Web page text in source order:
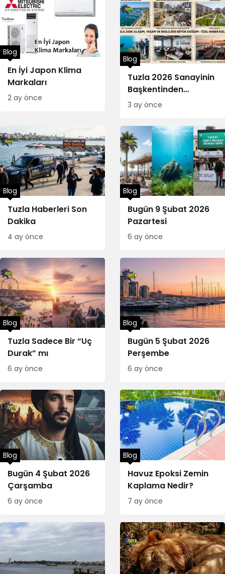
En İyi Japon Klima
Markaları
Blog
2 ay önce
Tuzla 2026 Sanayinin
Başkentinden
İstanbul
Blog
3 ay önce
Tuzla Haberleri Son
Dakika
Blog
4 ay önce
Bugün 9 Şubat 2026
Pazartesi
Blog
6 ay önce
Tuzla Sadece Bir “Uç
Durak” mı
Blog
6 ay önce
Bugün 5 Şubat 2026
Perşembe
Blog
6 ay önce
Bugün 4 Şubat 2026
Çarşamba
Blog
6 ay önce
Havuz Epoksi Zemin
Kaplama Nedir?
Blog
7 ay önce